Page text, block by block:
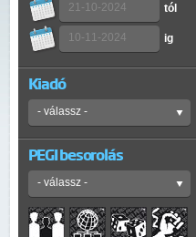
tól
ig
Kiadó
PEGI besorolás